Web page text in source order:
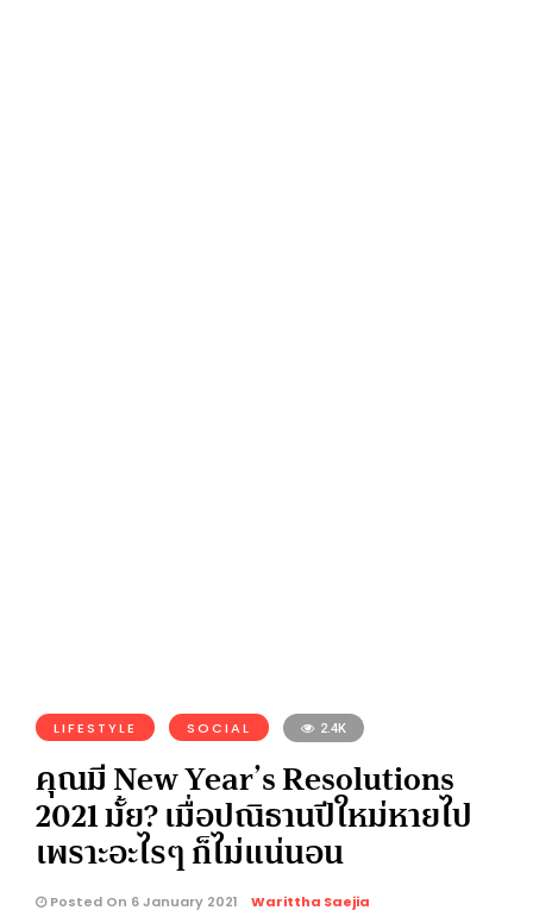
LIFESTYLE SOCIAL 2.4K
คุณมี New Year’s Resolutions
2021 มั้ย? เมื่อปณิธานปีใหม่หายไป
เพราะอะไรๆ ก็ไม่แน่นอน
Posted On 6 January 2021 Warittha Saejia